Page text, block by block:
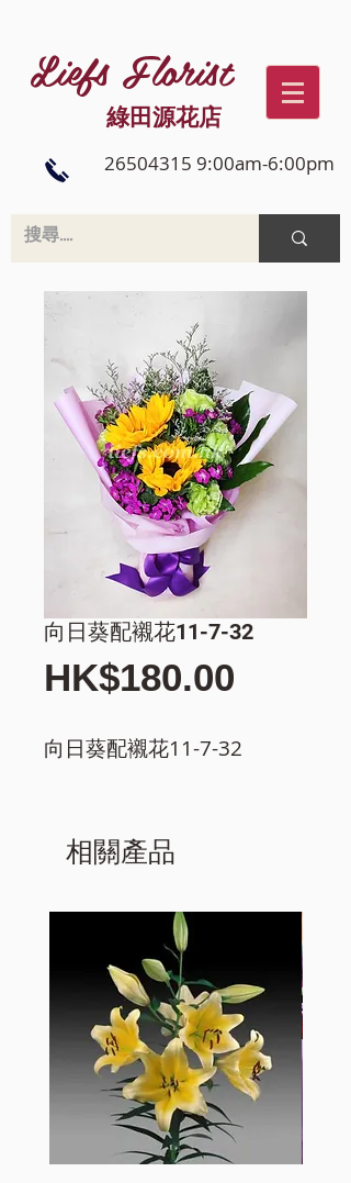
Liefs Florist
綠田源花店
26504315 9:00am-6:00pm
向日葵配襯花11-7-32
HK$180.00
向日葵配襯花11-7-32
相關產品